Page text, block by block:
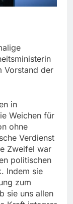
Vorstand der
in
Weichen für
ohne
Verdienst
Zweifel war
politischen
Indem sie
zum
sie uns allen